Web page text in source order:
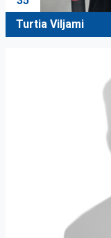
Turtia Viljami